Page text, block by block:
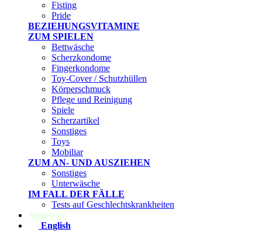
Fisting
Pride
BEZIEHUNGSVITAMINE
ZUM SPIELEN
Bettwäsche
Scherzkondome
Fingerkondome
Toy-Cover / Schutzhüllen
Körperschmuck
Pflege und Reinigung
Spiele
Scherzartikel
Sonstiges
Toys
Mobiliar
ZUM AN- UND AUSZIEHEN
Sonstiges
Unterwäsche
IM FALL DER FÄLLE
Tests auf Geschlechtskrankheiten
Angebote
English